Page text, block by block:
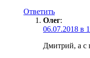
Ответить
Олег:
06.07.2018 в
Дмитрий, а с